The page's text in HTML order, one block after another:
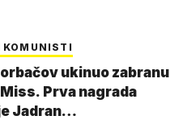
ukinuo zabranu
Prva nagrada
Jadran…